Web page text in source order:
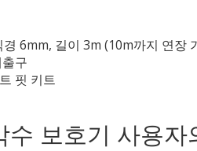
경 6mm, 길이 3m (10m까지 연장
구
핏 키트
보호기 사용자